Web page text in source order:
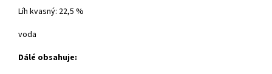
Líh kvasný: 22,5 %
voda
Dálé obsahuje: